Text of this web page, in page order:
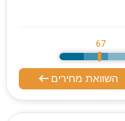
67
השוואת מחירים